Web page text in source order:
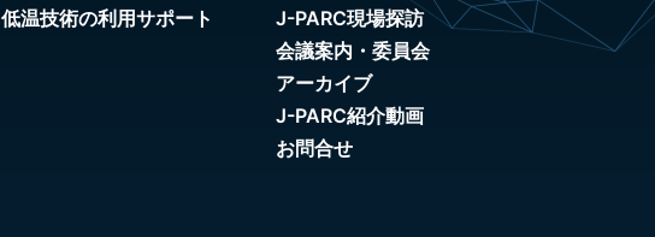
低温技術の利用サポート
J-PARC現場探訪
会議案内・委員会
アーカイブ
J-PARC紹介動画
お問合せ